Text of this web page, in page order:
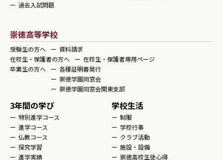
過去入試問題
崇徳高等学校
受験生の方へ
資料請求
在校生・保護者の方へ
在校生・保護者専用ページ
卒業生の方へ
各種証明書発行
崇徳学園同窓会
崇徳学園同窓会関東支部
3年間の学び
特別進学コース
進学コース
仏教コース
探究学習
進学実績
学校生活
制服
学校行事
クラブ活動
施設・設備
崇徳高校生徒心得